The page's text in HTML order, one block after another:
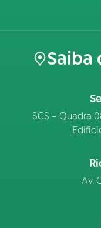
Saiba
SCS – Quadra
Av.